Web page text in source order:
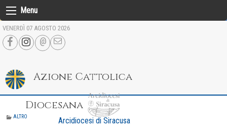
Skip
to
content
Menu
VENERDÌ 07 AGOSTO 2026
Azione Cattolica
Diocesana
Arcidiocesi di Siracusa
ALTRO